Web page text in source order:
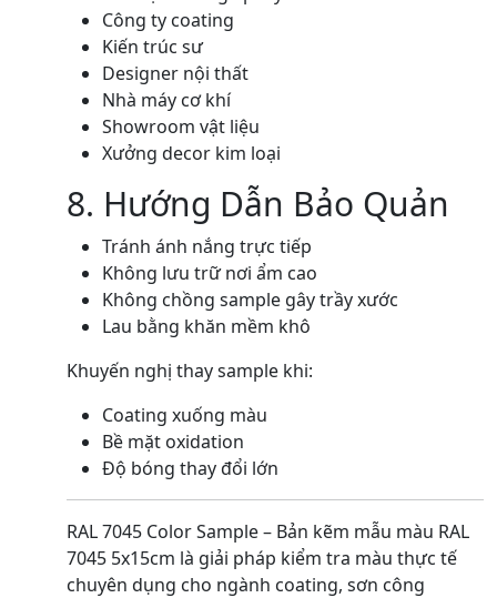
Công ty coating
Kiến trúc sư
Designer nội thất
Nhà máy cơ khí
Showroom vật liệu
Xưởng decor kim loại
8. Hướng Dẫn Bảo Quản
Tránh ánh nắng trực tiếp
Không lưu trữ nơi ẩm cao
Không chồng sample gây trầy xước
Lau bằng khăn mềm khô
Khuyến nghị thay sample khi:
Coating xuống màu
Bề mặt oxidation
Độ bóng thay đổi lớn
RAL 7045 Color Sample – Bản kẽm mẫu màu RAL
7045 5x15cm là giải pháp kiểm tra màu thực tế
chuyên dụng cho ngành coating, sơn công